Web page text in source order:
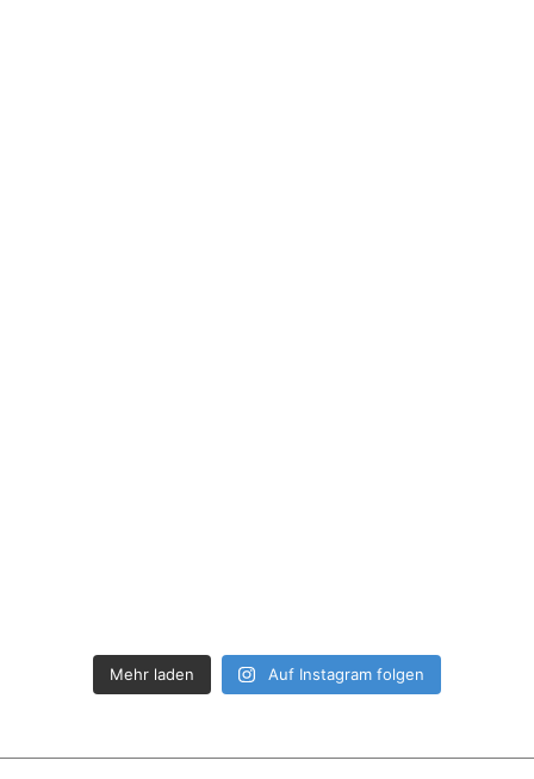
Mehr laden Auf Instagram folgen